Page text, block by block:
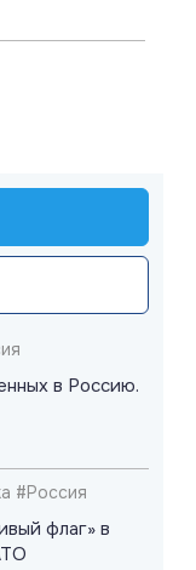
в Россию.
#Россия
флаг» в